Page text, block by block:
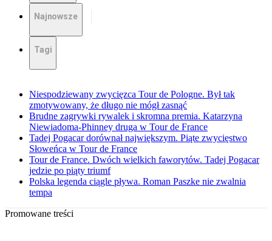
Najnowsze
Tagi
Niespodziewany zwycięzca Tour de Pologne. Był tak
zmotywowany, że długo nie mógł zasnąć
Brudne zagrywki rywalek i skromna premia. Katarzyna
Niewiadoma-Phinney druga w Tour de France
Tadej Pogacar dorównał największym. Piąte zwycięstwo
Słoweńca w Tour de France
Tour de France. Dwóch wielkich faworytów. Tadej Pogacar
jedzie po piąty triumf
Polska legenda ciągle pływa. Roman Paszke nie zwalnia
tempa
Promowane treści